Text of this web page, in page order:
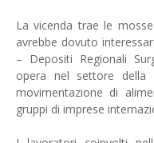
La vicenda trae le
avrebbe dovuto
– Depositi Regionali
opera nel settore della
movimentazione di
gruppi di imprese